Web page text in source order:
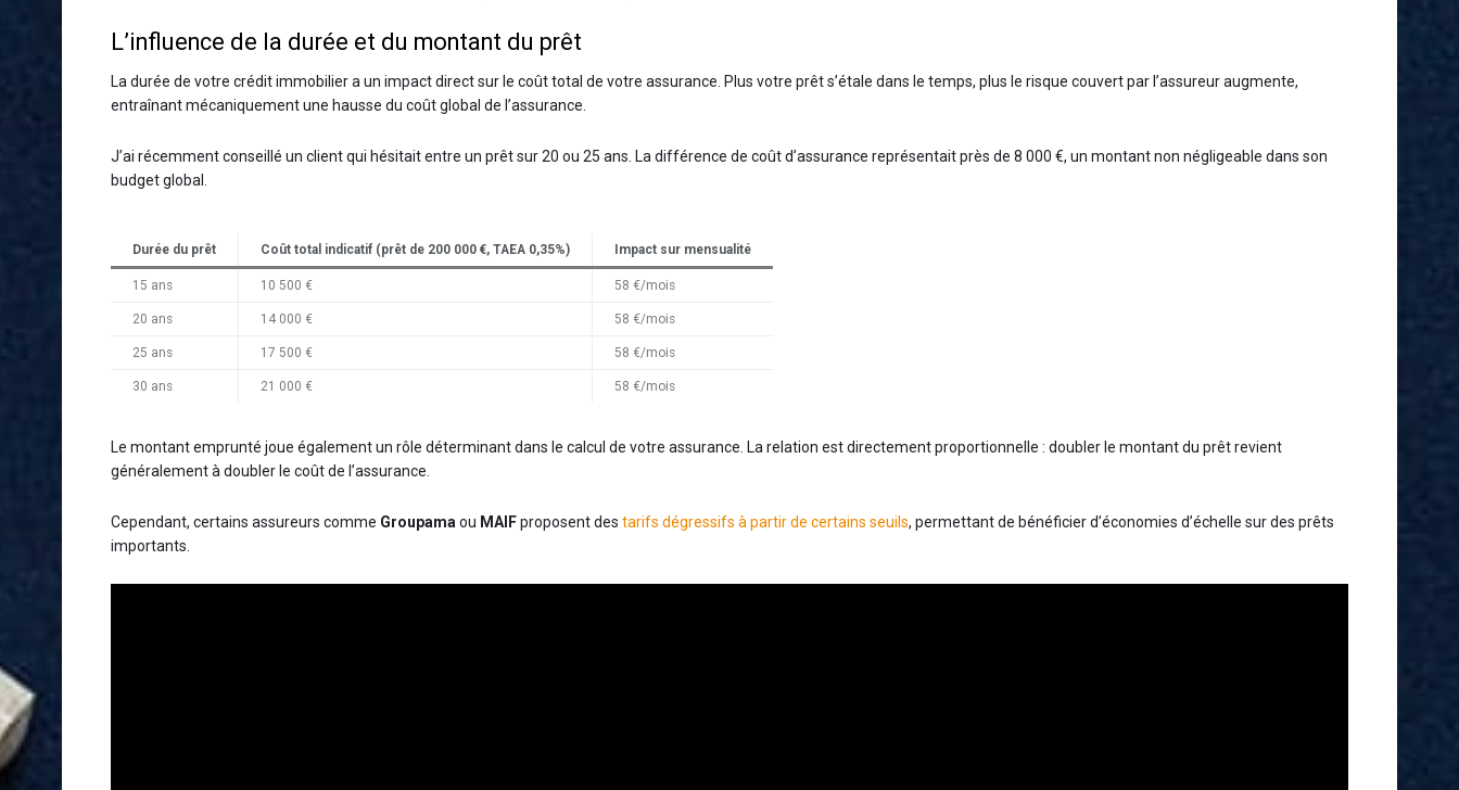
L’influence de la durée et du montant du prêt
La durée de votre crédit immobilier a un impact direct sur le coût total de votre assurance. Plus votre prêt s’étale dans le temps, plus le risque couvert par l’assureur augmente,
entraînant mécaniquement une hausse du coût global de l’assurance.
J’ai récemment conseillé un client qui hésitait entre un prêt sur 20 ou 25 ans. La différence de coût d’assurance représentait près de 8 000 €, un montant non négligeable dans son
budget global.
Durée du prêt Coût total indicatif (prêt de 200 000 €, TAEA 0,35%) Impact sur mensualité
15 ans 10 500 € 58 €/mois
20 ans 14 000 € 58 €/mois
25 ans 17 500 € 58 €/mois
30 ans 21 000 € 58 €/mois
Le montant emprunté joue également un rôle déterminant dans le calcul de votre assurance. La relation est directement proportionnelle : doubler le montant du prêt revient
généralement à doubler le coût de l’assurance.
Cependant, certains assureurs comme Groupama ou MAIFproposent des tarifs dégressifs à partir de certains seuils, permettant de bénéficier d’économies d’échelle sur des prêts
importants.